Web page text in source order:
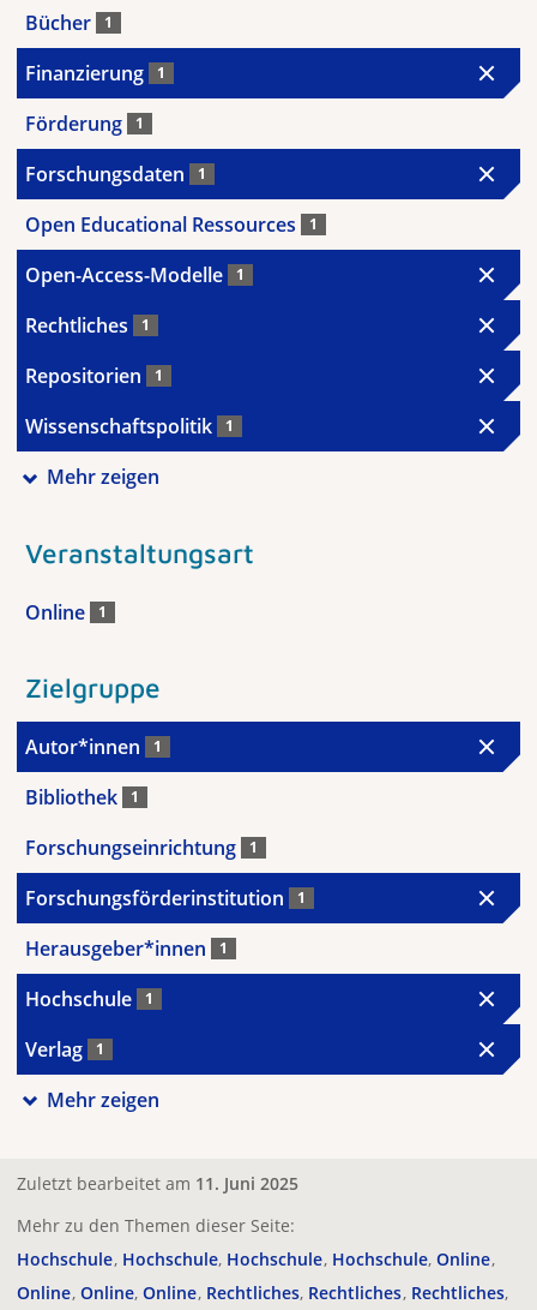
Bücher 1
Finanzierung 1
Förderung 1
Forschungsdaten 1
Open Educational Ressources 1
Open-Access-Modelle 1
Rechtliches 1
Repositorien 1
Wissenschaftspolitik 1
Mehr zeigen
Veranstaltungsart
Online 1
Zielgruppe
Autor*innen 1
Bibliothek 1
Forschungseinrichtung 1
Forschungsförderinstitution 1
Herausgeber*innen 1
Hochschule 1
Verlag 1
Mehr zeigen
Zuletzt bearbeitet am 11. Juni 2025
Mehr zu den Themen dieser Seite:
Hochschule Hochschule Hochschule Hochschule Online
Online Online Online Rechtliches Rechtliches Rechtliches